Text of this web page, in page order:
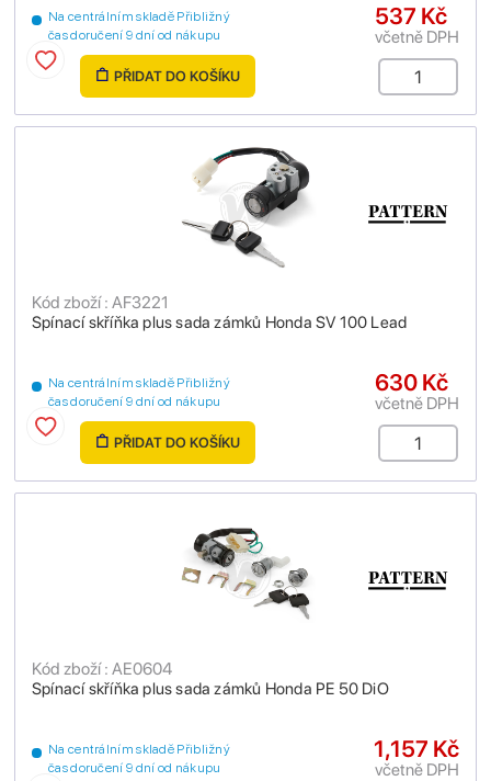
Na centrálním skladě Přibližný
čas doručení 9 dní od nákupu
537 Kč
včetně DPH
PŘIDAT DO KOŠÍKU
Spínací skříňka plus sada zámků Honda SV 100 Lead
Kód zboží : AF3221
Na centrálním skladě Přibližný
čas doručení 9 dní od nákupu
630 Kč
včetně DPH
PŘIDAT DO KOŠÍKU
Spínací skříňka plus sada zámků Honda PE 50 DiO
Kód zboží : AE0604
Na centrálním skladě Přibližný
čas doručení 9 dní od nákupu
1,157 Kč
včetně DPH